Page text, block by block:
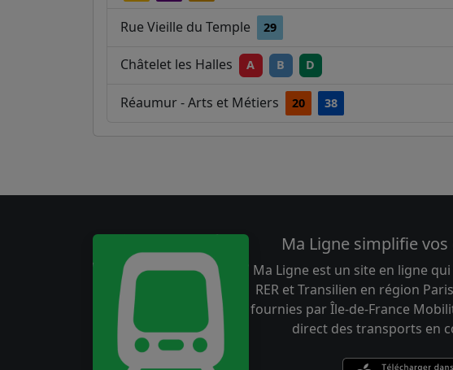
Rue Vieille du Temple 29
Châtelet les Halles A B D
Réaumur - Arts et Métiers 20 38
Ma Ligne simplifie
Ma Ligne est un site en ligne
RER et Transilien en région
fournies par Île-de-France
direct des transports en